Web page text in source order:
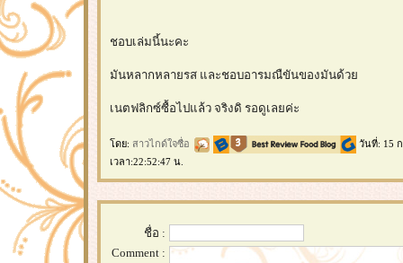
ชอบเล่มนี้นะคะ
มันหลากหลายรส และชอบอารมณืขันของมันด้ว
เนตฟลิกซ์ซื้อไปแล้ว จริงดิ รอดูเลยค่ะ
ดย: สาวไกด์ใจซื่อ
วันที่: 15
เวลา:22:52:47 น.
ชื่อ :
Comment :